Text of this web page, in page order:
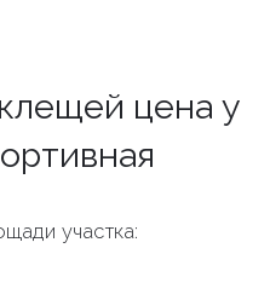
цена у
участка: